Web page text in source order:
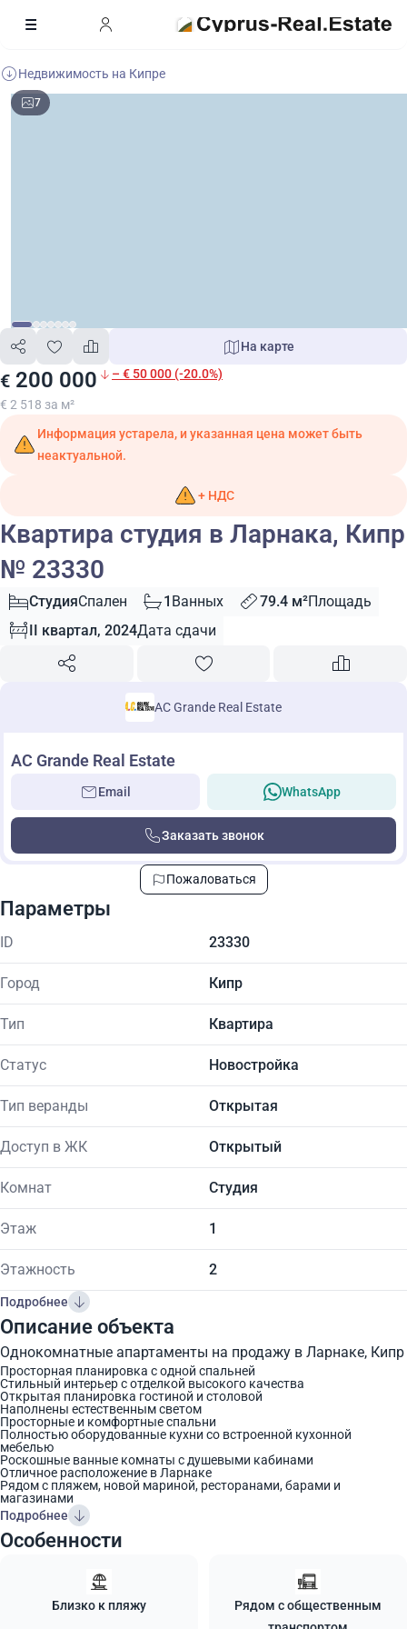
Недвижимость на Кипре
7
€ 200 000 – € 50 000 (-20.0%)
€ 2 518 за м²
На карте
Информация устарела, и указанная цена может быть
неактуальной.
+ НДС
Квартира студия в Ларнака, Кипр
№ 23330
СтудияСпален 1 Ванных 79.4 м²Площадь
II квартал, 2024Дата сдачи
AC Grande Real Estate
AC Grande Real Estate
Email WhatsApp
Заказать звонок
Пожаловаться
Параметры
ID 23330
Город Кипр
Тип Квартира
Статус Новостройка
Тип веранды Открытая
Доступ в ЖК Открытый
Комнат Студия
Этаж 1
Этажность 2
Подробнее
Описание объекта
Однокомнатные апартаменты на продажу в Ларнаке, Кипр
Просторная планировка с одной спальней
Стильный интерьер с отделкой высокого качества
Открытая планировка гостиной и столовой
Наполнены естественным светом
Просторные и комфортные спальни
Полностью оборудованные кухни со встроенной кухонной
мебелью
Роскошные ванные комнаты с душевыми кабинами
Отличное расположение в Ларнаке
Рядом с пляжем, новой мариной, ресторанами, барами и
магазинами
Подробнее
Особенности
Близко к пляжу
Рядом с общественным